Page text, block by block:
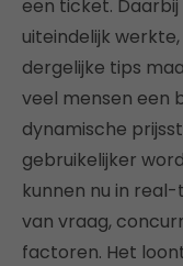
een ticket.
uiteindelijk
dergelijke tips
veel mensen een
dynamische
gebruikelijker
kunnen nu in
van vraag,
factoren. Het